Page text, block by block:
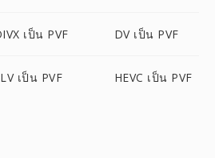
เป็น PVF DV เป็น PVF
เป็น PVF HEVC เป็น PVF